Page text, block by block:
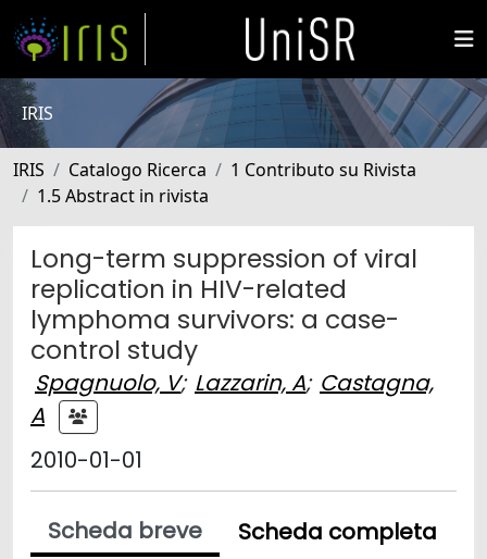
IRIS
IRIS Catalogo Ricerca
1 Contributo su Rivista
1.5 Abstract in rivista
Long-term suppression of viral
replication in HIV-related
lymphoma survivors: a case-
control study
Spagnuolo, V; Lazzarin, A; Castagna,
A
2010-01-01
Scheda breve
Scheda completa